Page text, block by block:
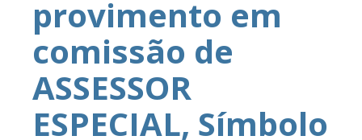
provimento em
comissão de
ASSESSOR
ESPECIAL, Símbolo